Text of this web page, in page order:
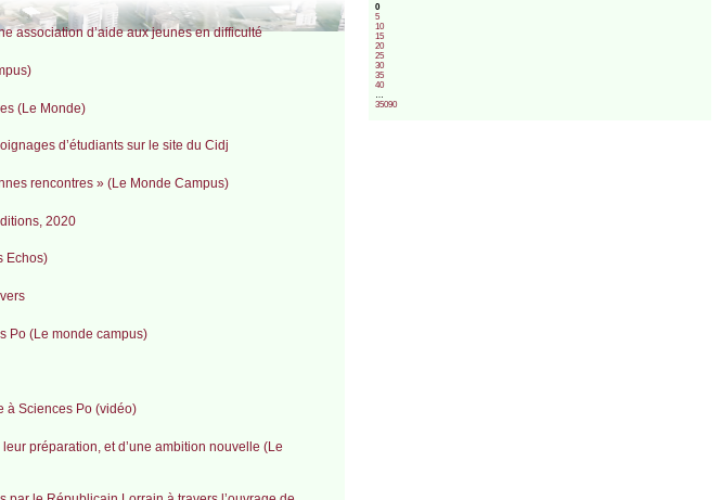
association d’aide aux jeunes en difficulté
(Le Monde)
d’étudiants sur le site du Cidj
rencontres » (Le Monde Campus)
2020
Echos)
Po (Le monde campus)
à Sciences Po (vidéo)
préparation, et d’une ambition nouvelle (Le
0
5
10
15
20
25
30
35
40
35090